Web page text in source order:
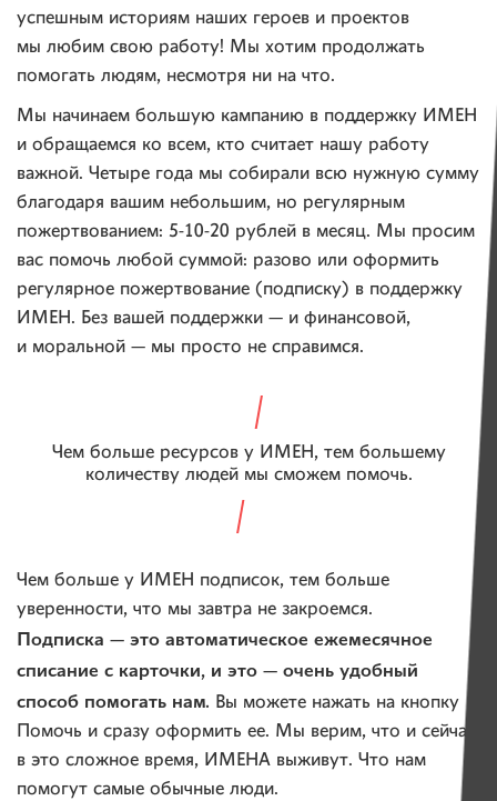
успешным историям наших героев и проектов
мы любим свою работу! Мы хотим продолжать
помогать людям, несмотря ни на что.
Мы начинаем большую кампанию в поддержку ИМЕН
и обращаемся ко всем, кто считает нашу работу
важной. Четыре года мы собирали всю нужную сумму
благодаря вашим небольшим, но регулярным
пожертвованием: 5-10-20 рублей в месяц. Мы просим
вас помочь любой суммой: разово или оформить
регулярное пожертвование (подписку) в поддержку
ИМЕН. Без вашей поддержки — и финансовой,
и моральной — мы просто не справимся.
Чем больше ресурсов у ИМЕН, тем большему
количеству людей мы сможем помочь.
Чем больше у ИМЕН подписок, тем больше
уверенности, что мы завтра не закроемся.
Подписка — это автоматическое ежемесячное
списание с карточки, и это — очень удобный
способ помогать нам. Вы можете нажать на кнопку
Помочь и сразу оформить ее. Мы верим, что и сейчас,
в это сложное время, ИМЕНА выживут. Что нам
помогут самые обычные люди.